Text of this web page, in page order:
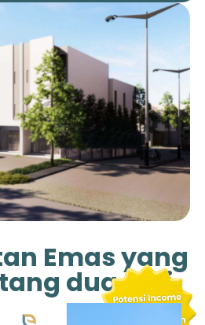
Emas yang
dua Kali